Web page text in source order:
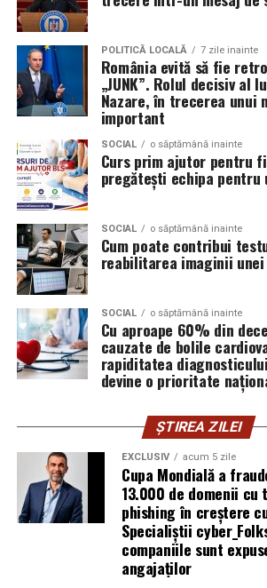
Iuliana Gabriela Enescu
videografie cu dronă. Știe că domeniul
de bărbați și că vizibilitatea ei ca
sine, un argument.
Isabela Alexandruoferă servicii de
și psihoterapie. Lucrează zilnic cu
să se înțeleagă mai bine și crede că
trebuie să înceapă de la ea.
Oana Teslarueste consultant
investiții imobiliare. A ales să fie
într-un domeniu în care credibilitatea
greu și se pierde repede.
Mirela Iacobvinde cosmetice
femei care vor produse în care au
publică este, pentru clientele ei, primul
Ștefania Filipeste numerolog și
antreprenori care vor să ia decizii mai
ei cu adevărat. Alege să fie vizibilă
câștigă credibilitate prin oameni, nu
Mihaela Antocheactivează în nutriție
Crede că informația corectă ajunge
doar atunci când vine de la o sursă cu
POLITICĂ LOCALĂ 7 zile inainte
România evită să fie
„JUNK”. Rolul decisiv al
Nazare, în trecerea unui
important
SOCIAL o săptămână inainte
Curs prim ajutor pentru
pregătești echipa pentru
SOCIAL o săptămână inainte
Cum poate contribui
reabilitarea imaginii unei
SOCIAL o săptămână inainte
Cu aproape 60% din
cauzate de bolile
rapiditatea
devine o prioritate
ȘTIREA ZILEI
EXCLUSIV acum 5 zile
Cupa Mondială a
13.000 de domenii cu
phishing în creștere
Specialiștii
companiile sunt
angajaților